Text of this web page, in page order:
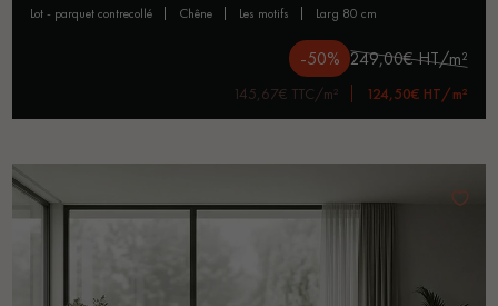
lot - parquet contrecollé chêne les motifs larg 80 cm
-50% 249,00€ HT/m²
145,67€ TTC/m² 124,50€ HT/m²